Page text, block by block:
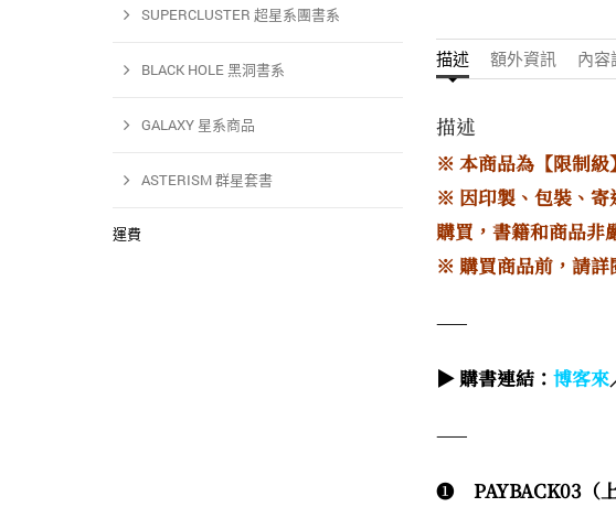
描述 額外資訊 內容
描述
※ 本商品為【限制級
※ 因印製、包裝、寄
購買，書籍和商品非
※ 購買商品前，請詳
——
▶ 購書連結： 博客來
——
❶PAYBACK03（上
SUPERCLUSTER 超星系團書系
BLACK HOLE 黑洞書系
GALAXY 星系商品
ASTERISM 群星套書
運費